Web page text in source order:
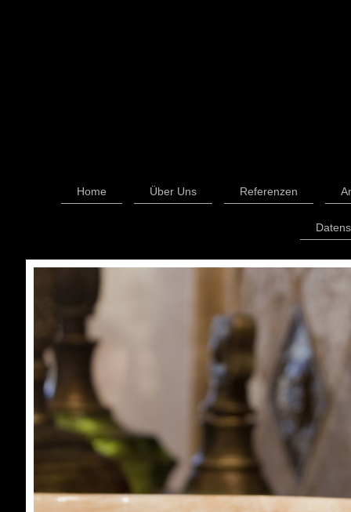
Home Über Uns Referenzen